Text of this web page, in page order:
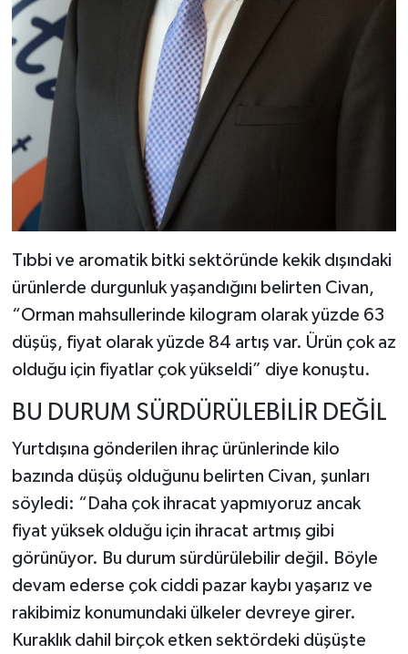
Tıbbi ve aromatik bitki sektöründe kekik dışındaki
ürünlerde durgunluk yaşandığını belirten Civan,
“Orman mahsullerinde kilogram olarak yüzde 63
düşüş, fiyat olarak yüzde 84 artış var. Ürün çok az
olduğu için fiyatlar çok yükseldi” diye konuştu.
BU DURUM SÜRDÜRÜLEBİLİR DEĞİL
Yurtdışına gönderilen ihraç ürünlerinde kilo
bazında düşüş olduğunu belirten Civan, şunları
söyledi: “Daha çok ihracat yapmıyoruz ancak
fiyat yüksek olduğu için ihracat artmış gibi
görünüyor. Bu durum sürdürülebilir değil. Böyle
devam ederse çok ciddi pazar kaybı yaşarız ve
rakibimiz konumundaki ülkeler devreye girer.
Kuraklık dahil birçok etken sektördeki düşüşte